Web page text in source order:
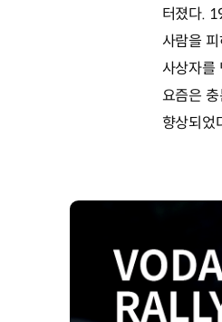
터졌다.
사람을
사상자를
요즘은
향상되었